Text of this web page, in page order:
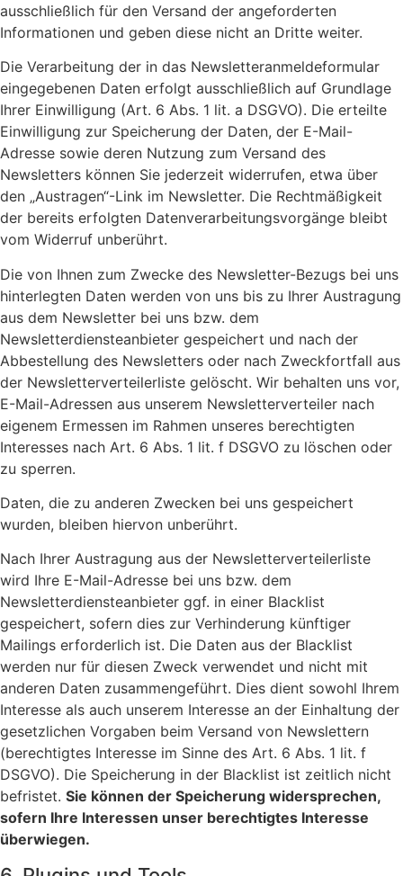
ausschließlich für den Versand der angeforderten
Informationen und geben diese nicht an Dritte weiter.
Die Verarbeitung der in das Newsletteranmeldeformular
eingegebenen Daten erfolgt ausschließlich auf Grundlage
Ihrer Einwilligung (Art. 6 Abs. 1 lit. a DSGVO). Die erteilte
Einwilligung zur Speicherung der Daten, der E-Mail-
Adresse sowie deren Nutzung zum Versand des
Newsletters können Sie jederzeit widerrufen, etwa über
den „Austragen“-Link im Newsletter. Die Rechtmäßigkeit
der bereits erfolgten Datenverarbeitungsvorgänge bleibt
vom Widerruf unberührt.
Die von Ihnen zum Zwecke des Newsletter-Bezugs bei uns
hinterlegten Daten werden von uns bis zu Ihrer Austragung
aus dem Newsletter bei uns bzw. dem
Newsletterdiensteanbieter gespeichert und nach der
Abbestellung des Newsletters oder nach Zweckfortfall aus
der Newsletterverteilerliste gelöscht. Wir behalten uns vor,
E-Mail-Adressen aus unserem Newsletterverteiler nach
eigenem Ermessen im Rahmen unseres berechtigten
Interesses nach Art. 6 Abs. 1 lit. f DSGVO zu löschen oder
zu sperren.
Daten, die zu anderen Zwecken bei uns gespeichert
wurden, bleiben hiervon unberührt.
Nach Ihrer Austragung aus der Newsletterverteilerliste
wird Ihre E-Mail-Adresse bei uns bzw. dem
Newsletterdiensteanbieter ggf. in einer Blacklist
gespeichert, sofern dies zur Verhinderung künftiger
Mailings erforderlich ist. Die Daten aus der Blacklist
werden nur für diesen Zweck verwendet und nicht mit
anderen Daten zusammengeführt. Dies dient sowohl Ihrem
Interesse als auch unserem Interesse an der Einhaltung der
gesetzlichen Vorgaben beim Versand von Newslettern
(berechtigtes Interesse im Sinne des Art. 6 Abs. 1 lit. f
DSGVO). Die Speicherung in der Blacklist ist zeitlich nicht
befristet. Sie können der Speicherung widersprechen,
sofern Ihre Interessen unser berechtigtes Interesse
überwiegen.